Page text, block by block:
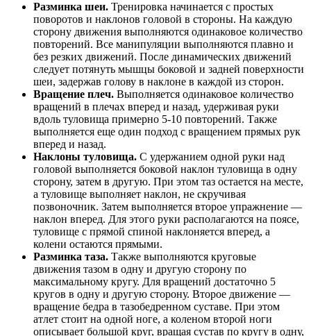
Разминка шеи. Тренировка начинается с простых
поворотов и наклонов головой в стороны. На каждую
сторону движения выполняются одинаковое количество
повторений. Все манипуляции выполняются плавно и
без резких движений. После динамических движений
следует потянуть мышцы боковой и задней поверхности
шеи, задержав голову в наклоне в каждой из сторон.
Вращение плеч. Выполняется одинаковое количество
вращений в плечах вперед и назад, удерживая руки
вдоль туловища примерно 5-10 повторений. Также
выполняется еще один подход с вращением прямых рук
вперед и назад.
Наклоны туловища. С удержанием одной руки над
головой выполняется боковой наклон туловища в одну
сторону, затем в другую. При этом таз остается на месте,
а туловище выполняет наклон, не скручивая
позвоночник. Затем выполняется второе упражнение —
наклон вперед. Для этого руки располагаются на поясе,
туловище с прямой спиной наклоняется вперед, а
колени остаются прямыми.
Разминка таза. Также выполняются круговые
движения тазом в одну и другую сторону по
максимальному кругу. Для вращений достаточно 5
кругов в одну и другую сторону. Второе движение —
вращение бедра в тазобедренном суставе. При этом
атлет стоит на одной ноге, а коленом второй ноги
описывает большой круг, вращая сустав по кругу в одну,